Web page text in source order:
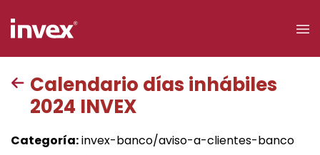
Acceso a
Calendario días inhábiles
2024 INVEX
Categoría:invex-banco/aviso-a-clientes-banco